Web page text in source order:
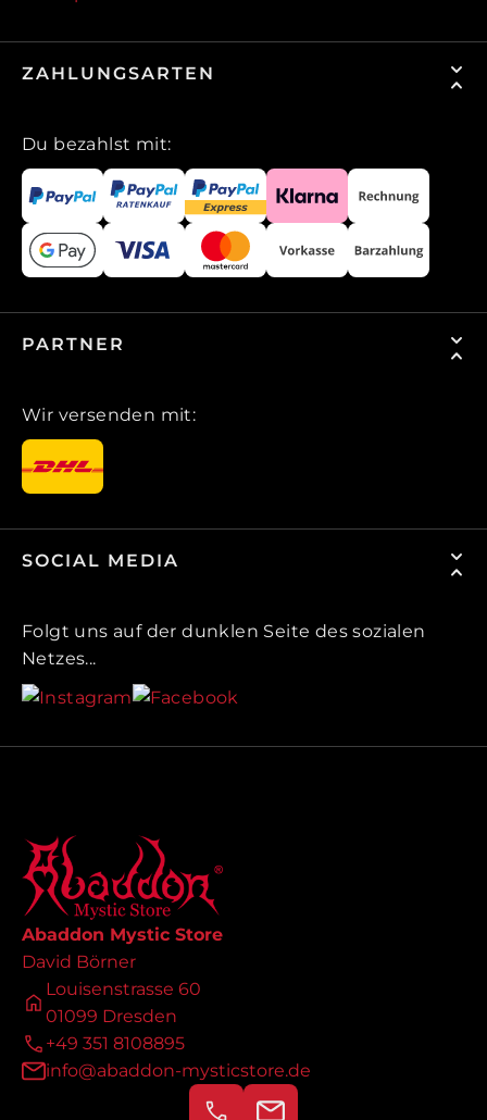
ZAHLUNGSARTEN
Du bezahlst mit:
PARTNER
Wir versenden mit:
SOCIAL MEDIA
Folgt uns auf der dunklen Seite des sozialen
Netzes...
Abaddon Mystic Store
David Börner
Louisenstrasse 60
01099 Dresden
+49 351 8108895
info@abaddon-mysticstore.de